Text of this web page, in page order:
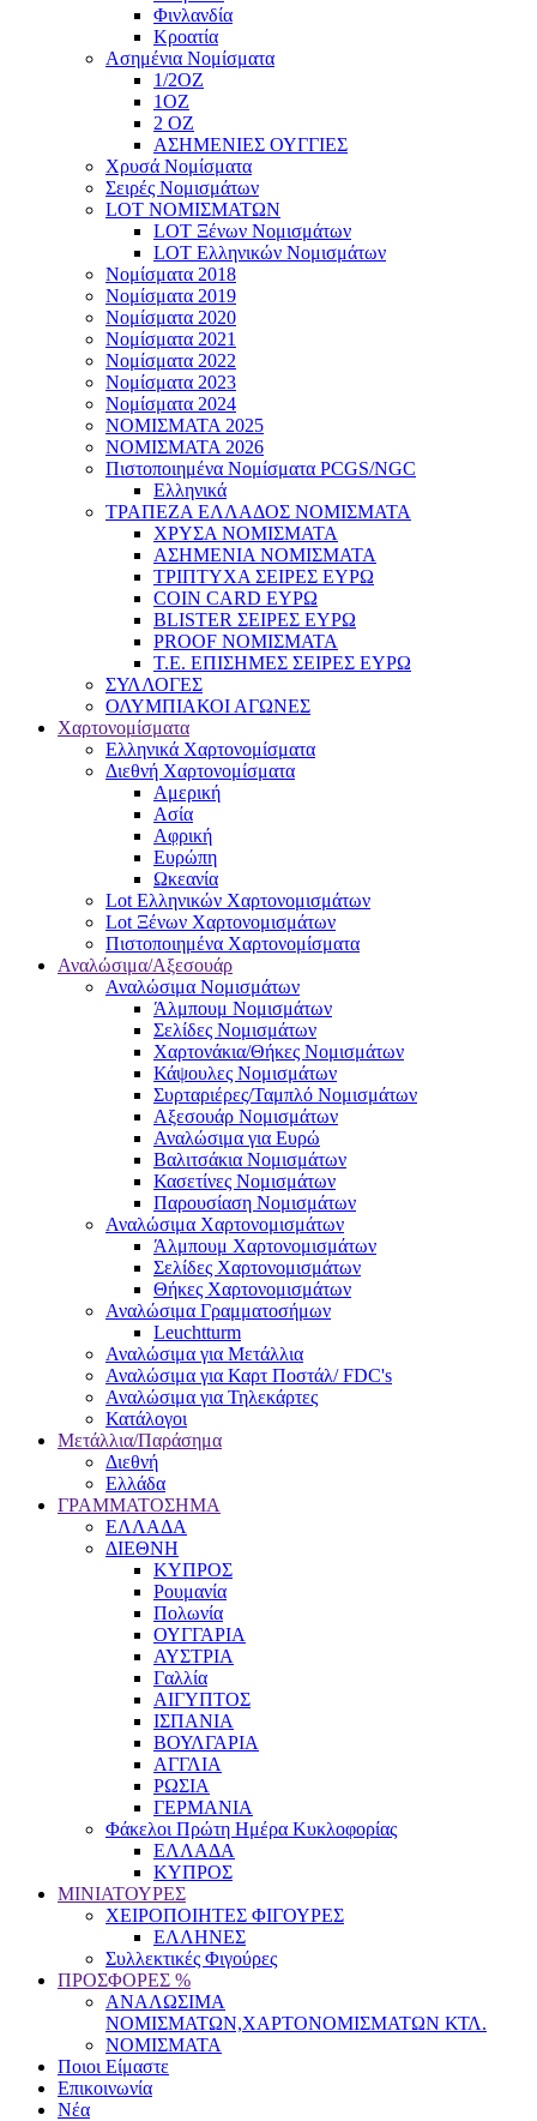
Φινλανδία
Κροατία
Ασημένια Νομίσματα
1/2ΟΖ
1ΟΖ
2 OZ
ΑΣΗΜΕΝΙΕΣ ΟΥΓΓΙΕΣ
Χρυσά Νομίσματα
Σειρές Νομισμάτων
LOT ΝΟΜΙΣΜΑΤΩΝ
LOT Ξένων Νομισμάτων
LOT Ελληνικών Νομισμάτων
Νομίσματα 2018
Νομίσματα 2019
Νομίσματα 2020
Νομίσματα 2021
Νομίσματα 2022
Νομίσματα 2023
Νομίσματα 2024
ΝΟΜΙΣΜΑΤΑ 2025
ΝΟΜΙΣΜΑΤΑ 2026
Πιστοποιημένα Νομίσματα PCGS/NGC
Ελληνικά
ΤΡΑΠΕΖΑ ΕΛΛΑΔΟΣ ΝΟΜΙΣΜΑΤΑ
ΧΡΥΣΑ ΝΟΜΙΣΜΑΤΑ
ΑΣΗΜΕΝΙΑ ΝΟΜΙΣΜΑΤΑ
ΤΡΙΠΤΥΧΑ ΣΕΙΡΕΣ ΕΥΡΩ
COIN CARD ΕΥΡΩ
BLISTER ΣΕΙΡΕΣ ΕΥΡΩ
PROOF ΝΟΜΙΣΜΑΤΑ
Τ.Ε. ΕΠΙΣΗΜΕΣ ΣΕΙΡΕΣ ΕΥΡΩ
ΣΥΛΛΟΓΕΣ
ΟΛΥΜΠΙΑΚΟΙ ΑΓΩΝΕΣ
Χαρτονομίσματα
Eλληνικά Χαρτονομίσματα
Διεθνή Χαρτονομίσματα
Αμερική
Ασία
Αφρική
Ευρώπη
Ωκεανία
Lot Ελληνικών Χαρτονομισμάτων
Lot Ξένων Χαρτονομισμάτων
Πιστοποιημένα Χαρτονομίσματα
Αναλώσιμα/Αξεσουάρ
Αναλώσιμα Νομισμάτων
Άλμπουμ Νομισμάτων
Σελίδες Νομισμάτων
Χαρτονάκια/Θήκες Νομισμάτων
Κάψουλες Νομισμάτων
Συρταριέρες/Ταμπλό Νομισμάτων
Αξεσουάρ Νομισμάτων
Αναλώσιμα για Ευρώ
Βαλιτσάκια Νομισμάτων
Κασετίνες Νομισμάτων
Παρουσίαση Νομισμάτων
Αναλώσιμα Χαρτονομισμάτων
Άλμπουμ Χαρτονομισμάτων
Σελίδες Χαρτονομισμάτων
Θήκες Χαρτονομισμάτων
Αναλώσιμα Γραμματοσήμων
Leuchtturm
Αναλώσιμα για Μετάλλια
Αναλώσιμα για Καρτ Ποστάλ/ FDC's
Αναλώσιμα για Τηλεκάρτες
Κατάλογοι
Μετάλλια/Παράσημα
Διεθνή
Ελλάδα
ΓΡΑΜΜΑΤΟΣΗΜΑ
ΕΛΛΑΔΑ
ΔΙΕΘΝΗ
ΚΥΠΡΟΣ
Ρουμανία
Πολωνία
ΟΥΓΓΑΡΙΑ
ΑΥΣΤΡΙΑ
Γαλλία
ΑΙΓΥΠΤΟΣ
ΙΣΠΑΝΙΑ
ΒΟΥΛΓΑΡΙΑ
ΑΓΓΛΙΑ
ΡΩΣΙΑ
ΓΕΡΜΑΝΙΑ
Φάκελοι Πρώτη Ημέρα Κυκλοφορίας
ΕΛΛΑΔΑ
ΚΥΠΡΟΣ
ΜΙΝΙΑΤΟΥΡΕΣ
ΧΕΙΡΟΠΟΙΗΤΕΣ ΦΙΓΟΥΡΕΣ
ΕΛΛΗΝΕΣ
Συλλεκτικές Φιγούρες
ΠΡΟΣΦΟΡΕΣ %
ΑΝΑΛΩΣΙΜΑ
ΝΟΜΙΣΜΑΤΩΝ,ΧΑΡΤΟΝΟΜΙΣΜΑΤΩΝ ΚΤΛ.
ΝΟΜΙΣΜΑΤΑ
Ποιοι Είμαστε
Επικοινωνία
Νέα